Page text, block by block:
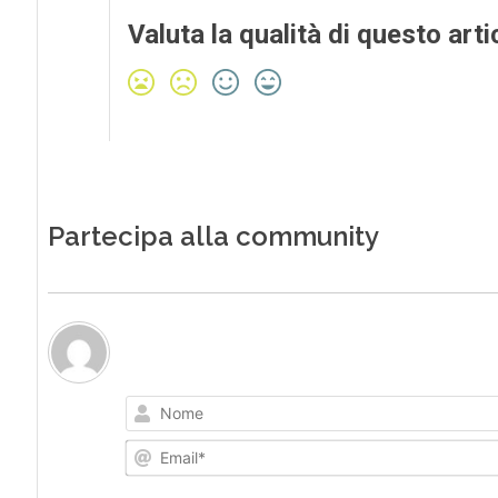
Valuta la qualità di questo
Partecipa alla community